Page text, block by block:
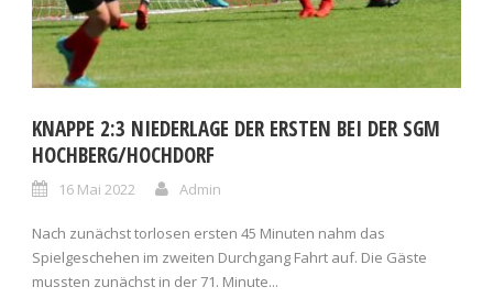
KNAPPE 2:3 NIEDERLAGE DER ERSTEN BEI DER SGM
HOCHBERG/HOCHDORF
16 Mai 2022 Admin
Nach zunächst torlosen ersten 45 Minuten nahm das
Spielgeschehen im zweiten Durchgang Fahrt auf. Die Gäste
mussten zunächst in der 71. Minute...